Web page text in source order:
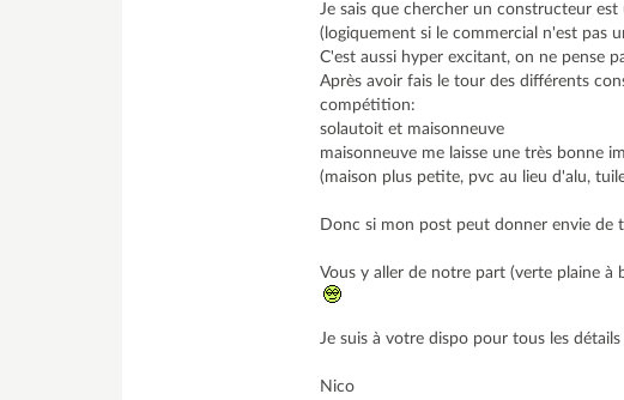
Je sais que chercher un constructeur
(logiquement si le commercial n'est pas
C'est aussi hyper excitant, on ne pense
Après avoir fais le tour des différents
compétition:
solautoit et maisonneuve
maisonneuve me laisse une très bonne
(maison plus petite, pvc au lieu d'alu,
Donc si mon post peut donner envie de
Vous y aller de notre part (verte plaine à
Je suis à votre dispo pour tous les
Nico